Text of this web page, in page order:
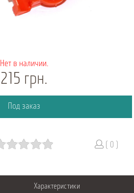
Нет в наличии.
215 грн.
Под заказ
( 0 )
Характеристики